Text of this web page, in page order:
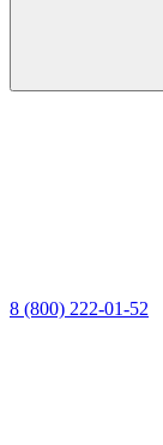
8 (800) 222-01-52